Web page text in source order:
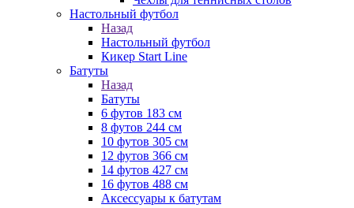
Настольный футбол
Назад
Настольный футбол
Кикер Start Line
Батуты
Назад
Батуты
6 футов 183 см
8 футов 244 см
10 футов 305 см
12 футов 366 см
14 футов 427 см
16 футов 488 см
Аксессуары к батутам